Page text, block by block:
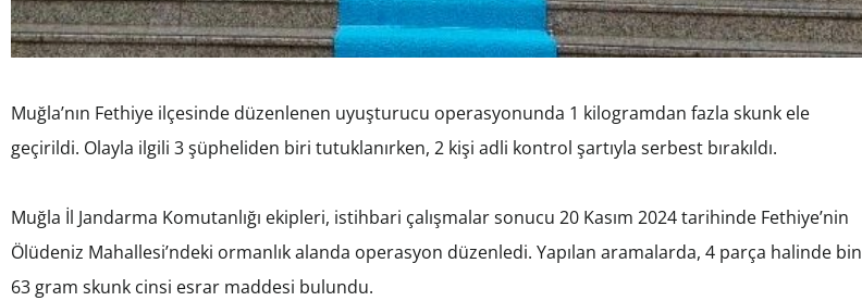
Muğla’nın Fethiye ilçesinde düzenlenen uyuşturucu operasyonunda 1 kilogramdan fazla skunk ele
geçirildi. Olayla ilgili 3 şüpheliden biri tutuklanırken, 2 kişi adli kontrol şartıyla serbest bırakıldı.
Muğla İl Jandarma Komutanlığı ekipleri, istihbari çalışmalar sonucu 20 Kasım 2024 tarihinde Fethiye’nin
Ölüdeniz Mahallesi’ndeki ormanlık alanda operasyon düzenledi. Yapılan aramalarda, 4 parça halinde bin
63 gram skunk cinsi esrar maddesi bulundu.